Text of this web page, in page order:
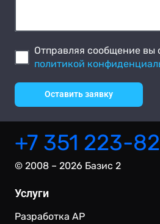
Отправляя сообщение вы
политикой
Оставить заявку
+7 351 223-
© 2008 – 2026 Базис 2
Услуги
Разработка АР